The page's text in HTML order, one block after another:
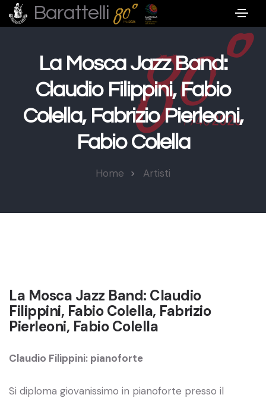
Barattelli
La Mosca Jazz Band:
Claudio Filippini, Fabio
Colella, Fabrizio Pierleoni,
Fabio Colella
Home Artisti
La Mosca Jazz Band: Claudio
Filippini, Fabio Colella, Fabrizio
Pierleoni, Fabio Colella
Claudio Filippini: pianoforte
Si diploma giovanissimo in pianoforte presso il